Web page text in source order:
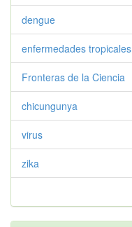
dengue
enfermedades tropicales
Fronteras de la Ciencia
chicungunya
virus
zika